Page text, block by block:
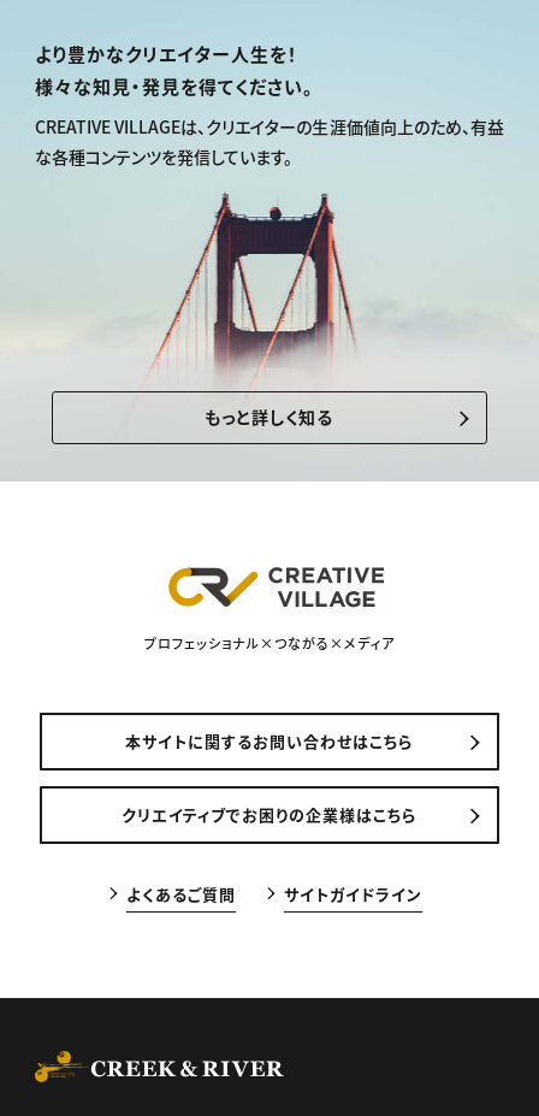
より豊かなクリエイター人生を！
様々な知見・発見を得てください。
CREATIVE VILLAGEは、 クリエイターの生涯価値向上のため、有益
な各種コンテンツを発信しています。
もっと詳しく知る
プロフェッショナル×つながる×メディア
本サイトに関するお問い合わせはこちら
クリエイティブでお困りの企業様はこちら
よくあるご質問 サイトガイドライン